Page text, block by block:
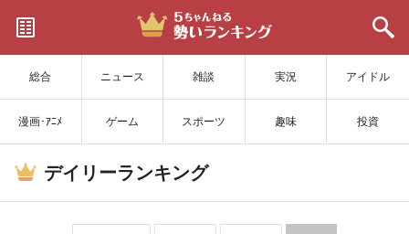
総合 ニュース 雑談 実況 アイドル
漫画･ｱﾆﾒ ゲーム スポーツ 趣味 投資
サイトを更新
デイリーランキング